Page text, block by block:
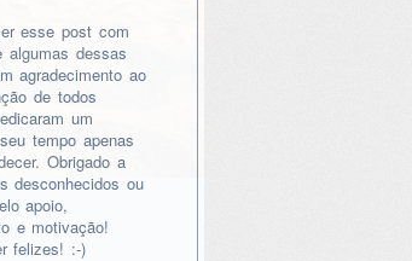
esse post com
algumas dessas
agradecimento ao
de todos
um
tempo apenas
Obrigado a
desconhecidos ou
apoio,
e motivação!
felizes! :-)